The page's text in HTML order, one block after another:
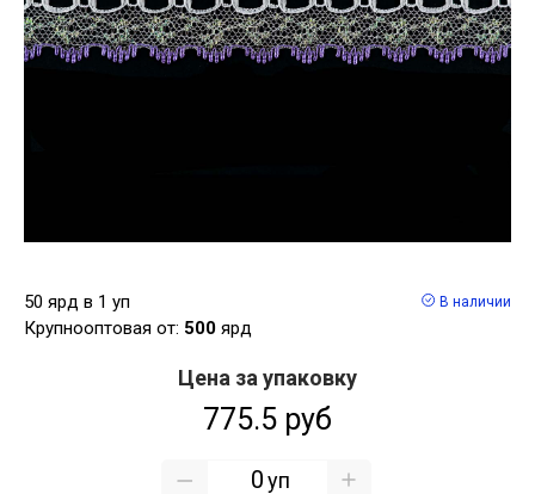
50 ярд в 1 уп
Крупнооптовая от: 500 ярд
В наличии
Цена за упаковку
775.5 руб
уп